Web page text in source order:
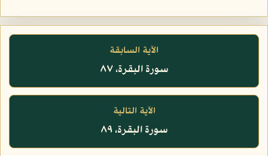
الآية السابقة
سورة البقرة، ٨٧
الآية التالية
سورة البقرة، ٨٩